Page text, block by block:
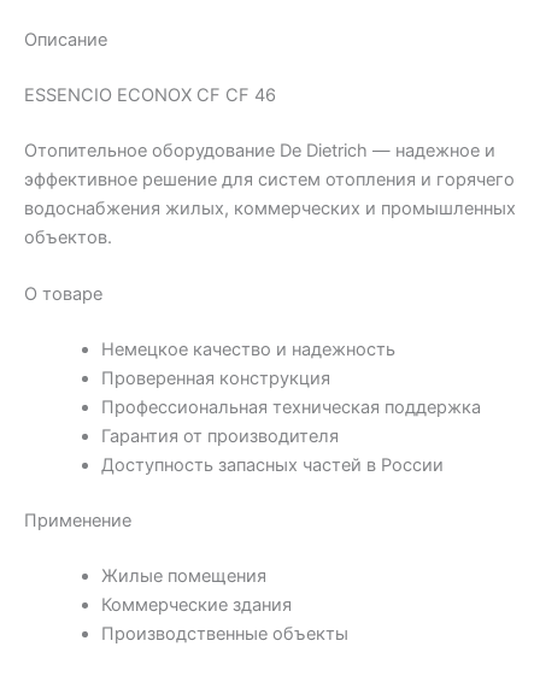
Описание
ESSENCIO ECONOX CF CF 46
Отопительное оборудование De Dietrich — надежное и
эффективное решение для систем отопления и горячего
водоснабжения жилых, коммерческих и промышленных
объектов.
О товаре
Немецкое качество и надежность
Проверенная конструкция
Профессиональная техническая поддержка
Гарантия от производителя
Доступность запасных частей в России
Применение
Жилые помещения
Коммерческие здания
Производственные объекты